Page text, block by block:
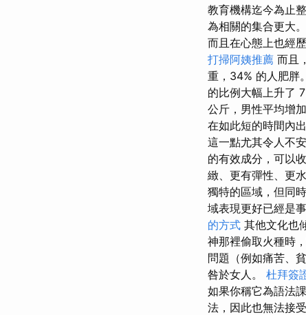
教育機構迄今為止
為相關的集合更大。
而且在心態上也經
打掃阿姨推薦 而且
重，34% 的人肥胖
的比例大幅上升了
公斤，男性平均增
在如此短的時間內
這一點尤其令人不安
的有效成分，可以
緻、更有彈性、更
獨特的區域，但同
域表現更好已經是
的方式 其他文化也
神那裡偷取火種時
問題（例如痛苦、
咎於女人。 杜拜簽
如果你稱它為語法
法，因此也無法接